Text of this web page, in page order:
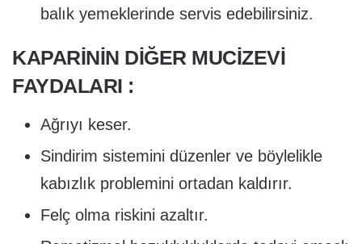
balık yemeklerinde servis edebilirsiniz.
KAPARININ DIĞER MUCIZEVI
FAYDALARI :
Ağrıyı keser.
Sindirim sistemini düzenler ve böylelikle
kabızlık problemini ortadan kaldırır.
Felç olma riskini azaltır.